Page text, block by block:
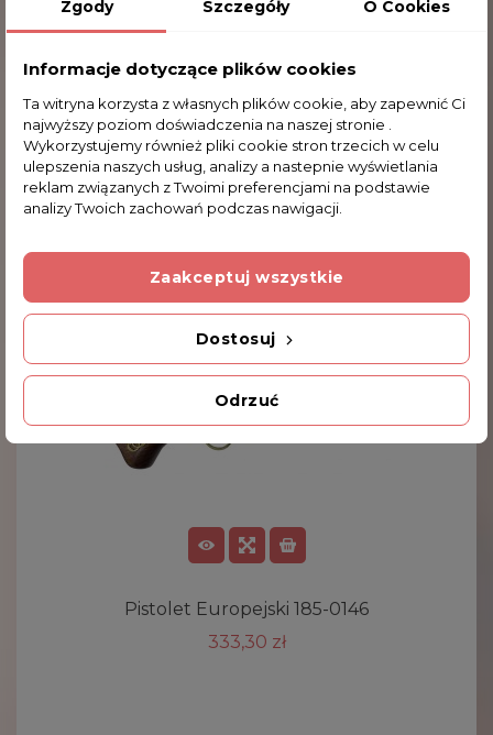
184,48 zł
Pistolet Europejski 185-0146
333,30 zł
Zgody Szczegóły O Cookies
Informacje dotyczące plików cookies
Ta witryna korzysta z własnych plików cookie, aby zapewnić Ci
najwyższy poziom doświadczenia na naszej stronie .
Wykorzystujemy również pliki cookie stron trzecich w celu
ulepszenia naszych usług, analizy a nastepnie wyświetlania
reklam związanych z Twoimi preferencjami na podstawie
analizy Twoich zachowań podczas nawigacji.
Odrzuć
Dostosuj
Zaakceptuj wszystkie